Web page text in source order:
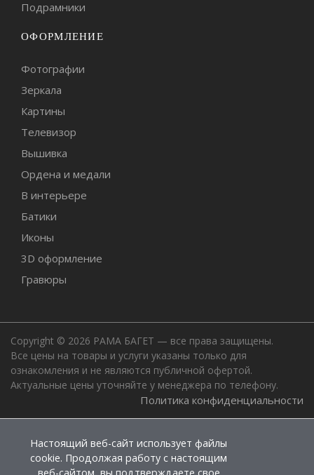
Подрамники
ОФОРМЛЕНИЕ
Фотографии
Зеркала
Картины
Телевизор
Вышивка
Ордена и медали
В интерьере
Батики
Иконы
3D оформление
Гравюры
Copyright © 2026 РАМА БАГЕТ — все права защищены.
Все цены на товары и услуги указаны только для
ознакомления и не являются публичной офертой.
Актуальные цены уточняйте у менеджера по телефону.
Политика конфиденциальности
Настоящий веб-сайт использует файлы
cookie. Продолжая работу с настоящим
веб-сайтом, вы подтверждаете свое